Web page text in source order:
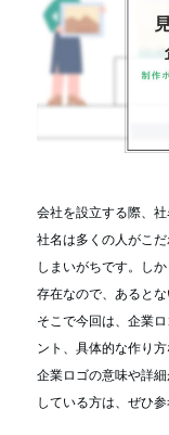
会社を設立する際、
社名は多くの人がこ
しまいがちです。し
存在なので、あると
そこで今回は、企業
ント、具体的な作り
企業ロゴの意味や詳
している方は、ぜひ参